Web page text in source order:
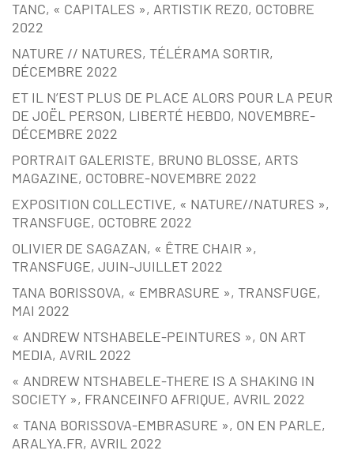
TANC, « CAPITALES », ARTISTIK REZ0, OCTOBRE
2022
NATURE // NATURES, TÉLÉRAMA SORTIR,
DÉCEMBRE 2022
ET IL N’EST PLUS DE PLACE ALORS POUR LA PEUR
DE JOËL PERSON, LIBERTÉ HEBDO, NOVEMBRE-
DÉCEMBRE 2022
PORTRAIT GALERISTE, BRUNO BLOSSE, ARTS
MAGAZINE, OCTOBRE-NOVEMBRE 2022
EXPOSITION COLLECTIVE, « NATURE//NATURES »,
TRANSFUGE, OCTOBRE 2022
OLIVIER DE SAGAZAN, « ÊTRE CHAIR »,
TRANSFUGE, JUIN-JUILLET 2022
TANA BORISSOVA, « EMBRASURE », TRANSFUGE,
MAI 2022
« ANDREW NTSHABELE-PEINTURES », ON ART
MEDIA, AVRIL 2022
« ANDREW NTSHABELE-THERE IS A SHAKING IN
SOCIETY », FRANCEINFO AFRIQUE, AVRIL 2022
« TANA BORISSOVA-EMBRASURE », ON EN PARLE,
ARALYA.FR, AVRIL 2022